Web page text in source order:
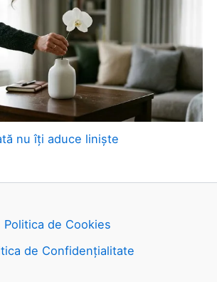
nu îți aduce liniște
Politica de Cookies
de Confidențialitate